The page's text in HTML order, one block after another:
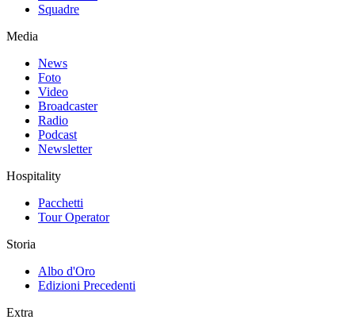
Squadre
Media
News
Foto
Video
Broadcaster
Radio
Podcast
Newsletter
Hospitality
Pacchetti
Tour Operator
Storia
Albo d'Oro
Edizioni Precedenti
Extra